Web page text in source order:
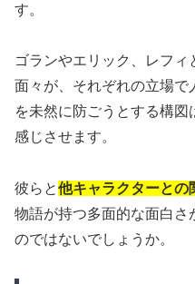
す。
ゴランやエリック、レフ
面々が、それぞれの立場
を未然に防ごうとする構
感じさせます。
彼らと他キャラクターとの
物語が持つ多面的な面白さ
のではないでしょうか。